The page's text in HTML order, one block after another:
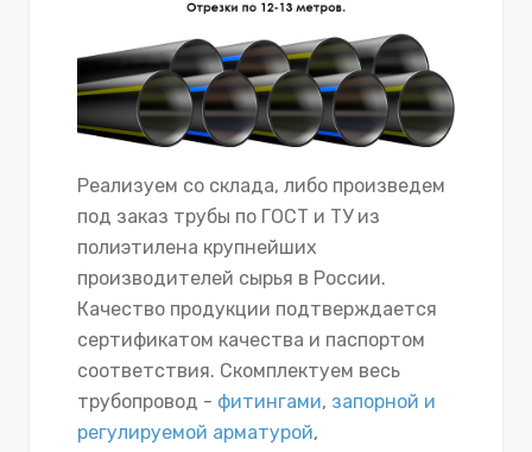
Реализуем со склада, либо произведем
под заказ трубы по ГОСТ и ТУ из
полиэтилена крупнейших
производителей сырья в России.
Качество продукции подтверждается
сертификатом качества и паспортом
соответствия. Скомплектуем весь
трубопровод - фитингами, запорной и
регулируемой арматурой,